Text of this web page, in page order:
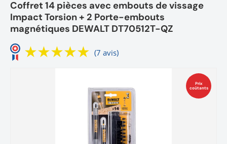
Coffret 14 pièces avec embouts de vissage
Impact Torsion + 2 Porte-embouts
magnétiques DEWALT DT70512T-QZ
(7 avis)
Prix
coûtants